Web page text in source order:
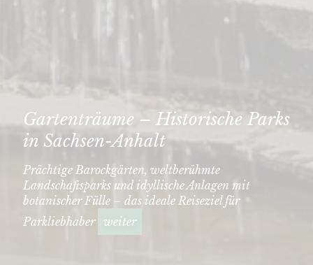
Gartenträume – Historische Parks
in Sachsen-Anhalt
Prächtige Barockgärten, weltberühmte
Landschaftsparks und idyllische Anlagen mit
botanischer Fülle – das ideale Reiseziel für
Parkliebhaber weiter